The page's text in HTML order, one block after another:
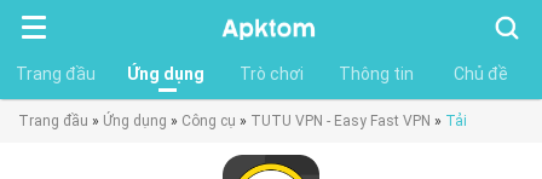
Tìm
kiếm
Trang đầu
Ứng dụng Trò chơi Thông tin Chủ đề
Trang đầu » Ứng dụng » Công cụ » TUTU VPN - Easy Fast VPN » Tải